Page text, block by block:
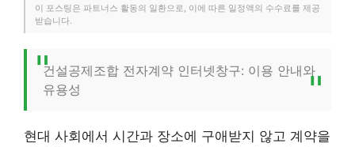
이 포스팅은 파트너스 활동의 일환으로, 이에 따른 일정액의 수수료를 제공
받습니다.
건설공제조합 전자계약 인터넷창구: 이용 안내와
유용성
현대 사회에서 시간과 장소에 구애받지 않고 계약을